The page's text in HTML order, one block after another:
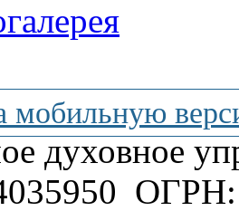
мобильную
духовное
ОГРН: